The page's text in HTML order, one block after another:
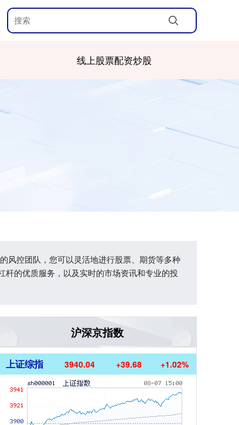
线上股票配资炒股
风控团队，您可以灵活地进行股票、期货等多种
的优质服务，以及实时的市场资讯和专业的投
沪深京指数
上证综指 3940.04 +39.68 +1.02%